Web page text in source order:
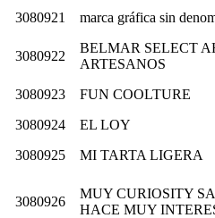
3080921 marca gráfica sin
3080922
BELMAR SELECT
ARTESANOS
3080923 FUN COOLTURE
3080924
EL LOY
3080925
MI TARTA LIGERA
3080926
MUY CURIOSITY
HACE MUY